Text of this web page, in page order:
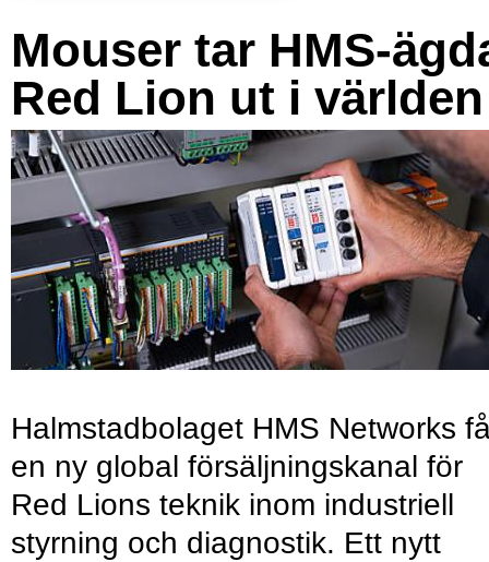
Mouser tar HMS-
Red Lion ut i världen
Halmstadbolaget HMS Networks
en ny global försäljningskanal för
Red Lions teknik inom industriell
styrning och diagnostik. Ett nytt